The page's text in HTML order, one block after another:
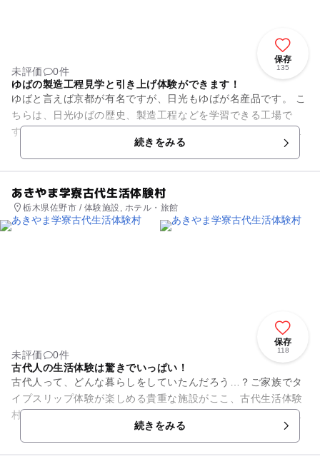
保存
135
未評価
0件
ゆばの製造工程見学と引き上げ体験ができます！
ゆばと言えば京都が有名ですが、日光もゆばが名産品です。 こ
ちらは、日光ゆばの歴史、製造工程などを学習できる工場で
す。実際にゆばがどのようにして出来上がるのかを見学した
後、自分でもゆばの引き上げ...続きをみる
あきやま学寮古代生活体験村
栃木県佐野市 / 体験施設, ホテル・旅館
保存
118
未評価
0件
古代人の生活体験は驚きでいっぱい！
古代人って、どんな暮らしをしていたんだろう…？ご家族でタ
イプスリップ体験が楽しめる貴重な施設がここ、古代生活体験
村です。宿泊するお部屋は竪穴式住居・横穴式住居の２種類か
ら選択が可能。古代服（レン...続きをみる